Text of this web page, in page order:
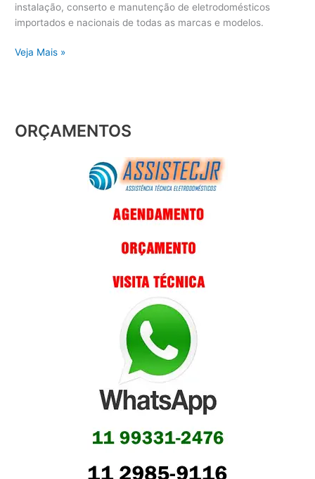
instalação, conserto e manutenção de eletrodomésticos
importados e nacionais de todas as marcas e modelos.
Veja Mais »
ORÇAMENTOS